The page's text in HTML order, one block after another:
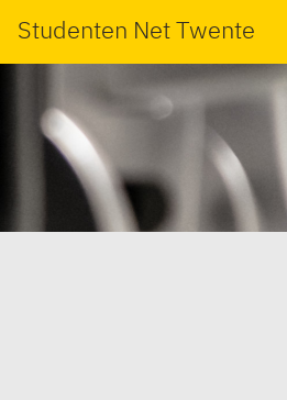
Studenten Net Twente